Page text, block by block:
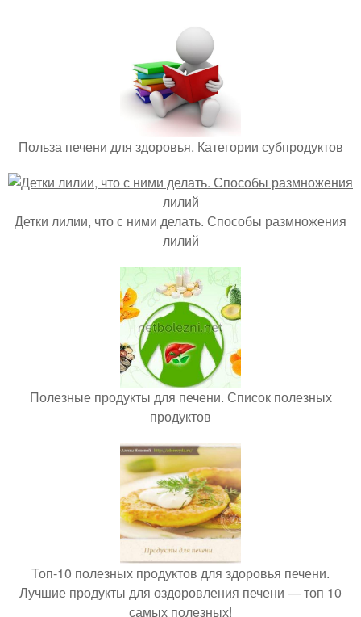
Польза печени для здоровья. Категории субпродуктов
Детки лилии, что с ними делать. Способы размножения
лилий
Полезные продукты для печени. Список полезных
продуктов
Топ-10 полезных продуктов для здоровья печени.
Лучшие продукты для оздоровления печени — топ 10
самых полезных!